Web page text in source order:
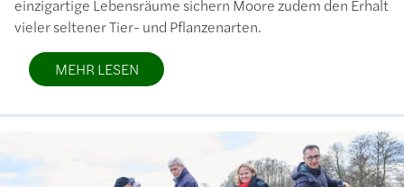
einzigartige Lebensräume sichern Moore zudem den Erhalt
vieler seltener Tier- und Pflanzenarten.
MEHR LESEN